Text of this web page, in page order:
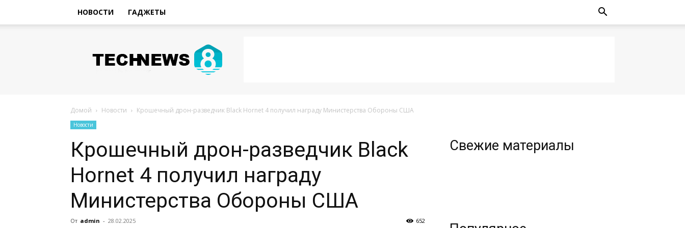
НОВОСТИ ГАДЖЕТЫ
Tech
Новости
Домой Новости Крошечный дрон-разведчик Black Hornet 4 получил награду Министерства Обороны США
Новости
Крошечный дрон-разведчик Black
Hornet 4 получил награду
Министерства Обороны США
От admin - 28.02.2025 652
Свежие материалы